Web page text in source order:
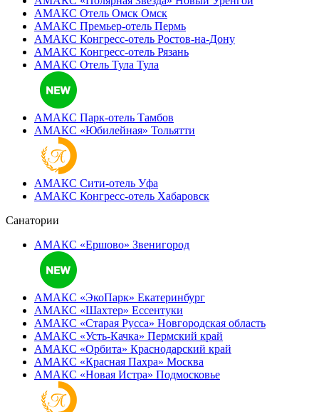
АМАКС Отель ‎Омск Омск
АМАКС Премьер-отель Пермь
АМАКС Конгресс-отель Ростов-на-Дону
АМАКС Конгресс-отель Рязань
АМАКС Отель Тула Тула
АМАКС Парк-отель Тамбов
АМАКС «‎Юбилейная» Тольятти
АМАКС Сити-отель Уфа
АМАКС Конгресс-отель Хабаровск
Санатории
АМАКС «Ершово» Звенигород
АМАКС «ЭкоПарк» Екатеринбург
АМАКС «‎Шахтер» Ессентуки
АМАКС «‎Старая Русса» Новгородская область
АМАКС «‎Усть-Качка» Пермский край
АМАКС «‎Орбита» Краснодарский край
АМАКС «‎Красная Пахра» Москва
АМАКС «‎Новая Истра» Подмосковье